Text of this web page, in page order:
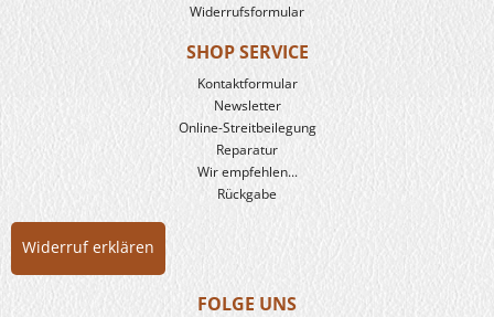
Widerrufsformular
SHOP SERVICE
Kontaktformular
Newsletter
Online-Streitbeilegung
Reparatur
Wir empfehlen...
Rückgabe
Widerruf erklären
FOLGE UNS